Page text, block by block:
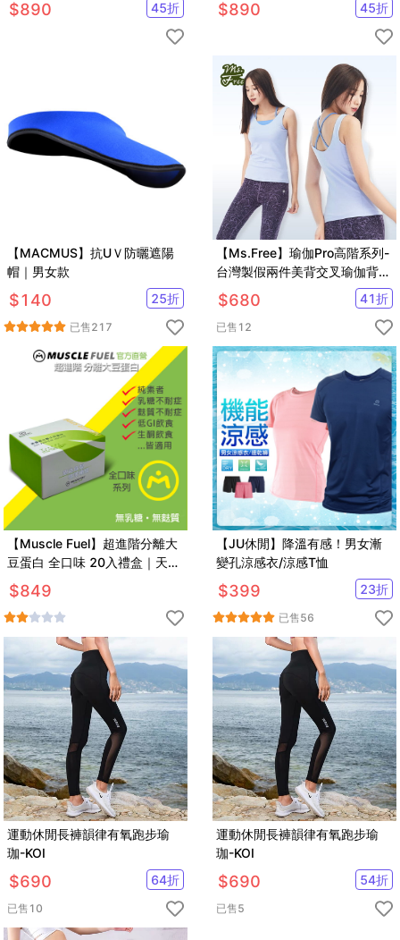
$890 45折 $890 45折
【MACMUS】抗UＶ防曬遮陽
帽｜男女款
$140 25折
已售217
【Ms.Free】瑜伽Pro高階系列-
台灣製假兩件美背交叉瑜伽背心
(2色任選)
$680 41折
已售 12
【Muscle Fuel】超進階分離大
豆蛋白 全口味 20入禮盒｜天然
無化學味｜素食者 適用
$849
【JU休閒】降溫有感！男女漸
變孔涼感衣/涼感T恤
$399 23折
已售56
運動休閒長褲韻律有氧跑步瑜
珈-KOI
$690 64折
已售 10
運動休閒長褲韻律有氧跑步瑜
珈-KOI
$690 54折
已售5